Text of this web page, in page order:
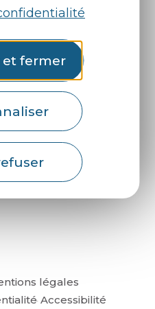
fermer
venir ?
légales
Accessibilité